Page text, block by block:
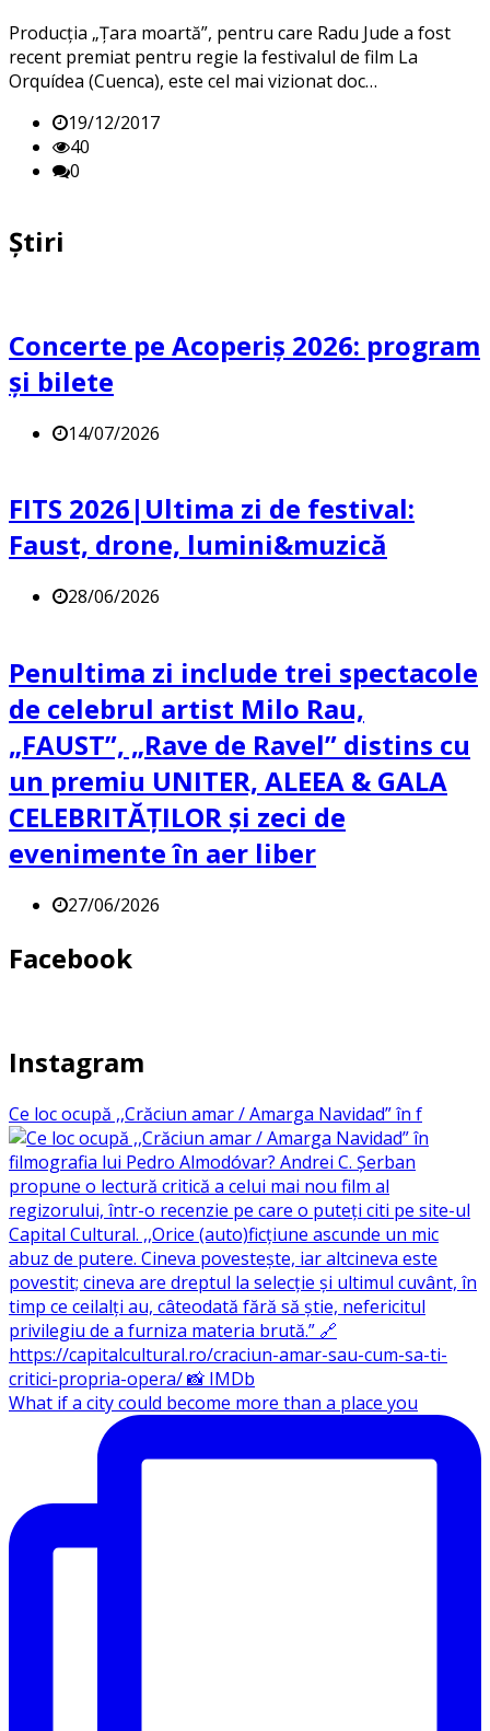
Producția „Țara moartă”, pentru care Radu Jude a fost
recent premiat pentru regie la festivalul de film La
Orquídea (Cuenca), este cel mai vizionat doc…
19/12/2017
40
0
Știri
Concerte pe Acoperiș 2026: program
și bilete
14/07/2026
FITS 2026|Ultima zi de festival:
Faust, drone, lumini&muzică
28/06/2026
Penultima zi include trei spectacole
de celebrul artist Milo Rau,
„FAUST”, „Rave de Ravel” distins cu
un premiu UNITER, ALEEA & GALA
CELEBRITĂȚILOR și zeci de
evenimente în aer liber
27/06/2026
Facebook
Instagram
Ce loc ocupă ,,Crăciun amar / Amarga Navidad” în f
What if a city could become more than a place you